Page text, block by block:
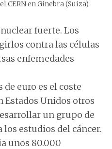
CERN en Ginebra (Suiza)
fuerte. Los
contra las células
enfemedades
euro es el coste
Estados Unidos otros
un grupo de
estudios del cáncer.
unos 80.000